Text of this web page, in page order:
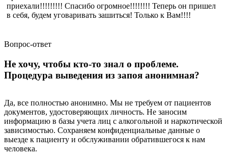
приехали!!!!!!!!! Спасибо огромное!!!!!!!! Теперь он пришел
в себя, будем уговаривать зашиться! Только к Вам!!!!
Вопрос-ответ
Не хочу, чтобы кто-то знал о проблеме.
Процедура выведения из запоя анонимная?
Да, все полностью анонимно. Мы не требуем от пациентов
документов, удостоверяющих личность. Не заносим
информацию в базы учета лиц с алкогольной и наркотической
зависимостью. Сохраняем конфиденциальные данные о
выезде к пациенту и обслуживании обратившегося к нам
человека.